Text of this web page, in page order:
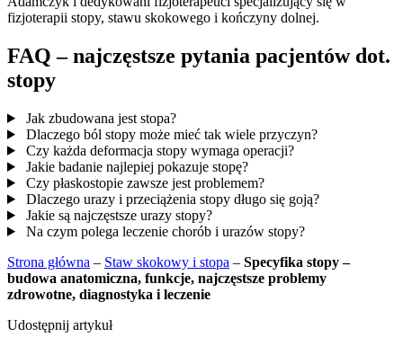
fizjoterapii stopy, stawu skokowego i kończyny dolnej.
FAQ – najczęstsze pytania pacjentów dot.
stopy
Jak zbudowana jest stopa?
Dlaczego ból stopy może mieć tak wiele przyczyn?
Czy każda deformacja stopy wymaga operacji?
Jakie badanie najlepiej pokazuje stopę?
Czy płaskostopie zawsze jest problemem?
Dlaczego urazy i przeciążenia stopy długo się goją?
Jakie są najczęstsze urazy stopy?
Na czym polega leczenie chorób i urazów stopy?
Strona główna – Staw skokowy i stopa – Specyfika stopy –
budowa anatomiczna, funkcje, najczęstsze problemy
zdrowotne, diagnostyka i leczenie
Udostępnij artykuł